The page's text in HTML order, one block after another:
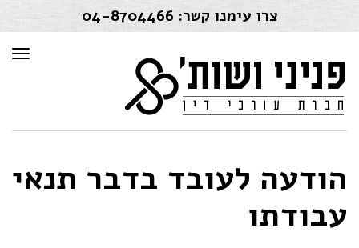
צרו עימנו קשר: 04-8704466
הודעה לעובד בדבר תנאי
עבודתו